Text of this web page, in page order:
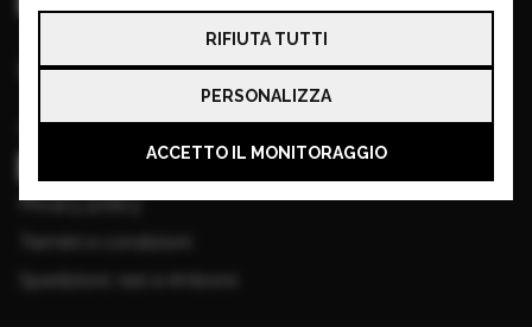
Informazioni base
Cookie
Privacy policy
RIFIUTA TUTTI
PERSONALIZZA
ACCETTO IL MONITORAGGIO